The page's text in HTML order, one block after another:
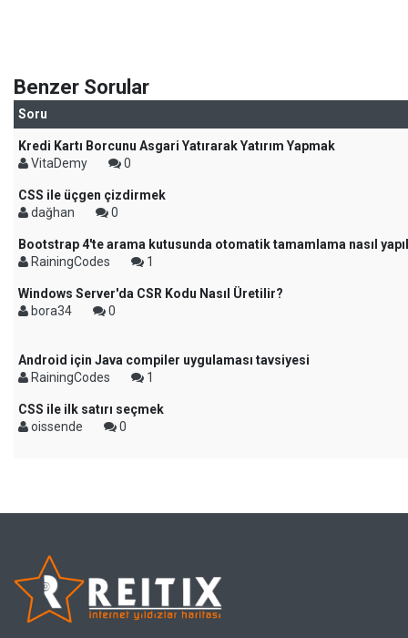
Benzer Sorular
Soru
Kredi Kartı Borcunu Asgari Yatırarak Yatırım Yapmak
VitaDemy
0
CSS ile üçgen çizdirmek
dağhan
0
Bootstrap 4'te arama kutusunda otomatik tamamlama nasıl
RainingCodes
1
Windows Server'da CSR Kodu Nasıl Üretilir?
bora34
0
Android için Java compiler uygulaması tavsiyesi
RainingCodes
1
CSS ile ilk satırı seçmek
oissende
0